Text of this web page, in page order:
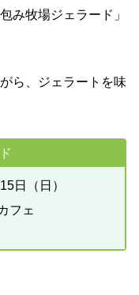
み牧場ジェラード」
ら、ジェラートを味
日（日）
フェ